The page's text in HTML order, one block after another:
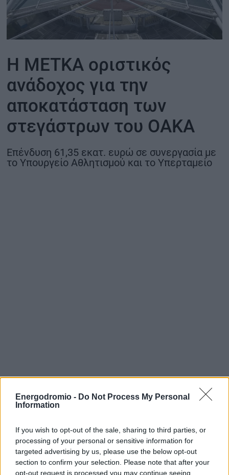
Energodromio - Do Not Process My Personal
Information
If you wish to opt-out of the sale, sharing to third parties, or
processing of your personal or sensitive information for
targeted advertising by us, please use the below opt-out
section to confirm your selection. Please note that after your
opt-out request is processed you may continue seeing
ΟΙΚΟΝΟΜΙΑ - ΕΠΙΧΕΙΡΗΣΕΙΣ
ΚΑΡΑΜΠΟΛΕΣ
ΟΡΟΙ ΧΡΗΣΗΣ
ΤΑΥΤΟΤΗΤΑ
Η ΜΕΤΚΑ oριστικός
ανάδοχος για την
αποκατάσταση των
στεγάστρων του ΟΑΚΑ
Επένδυση 61,35 εκατ. ευρώ σε συνεργασία με
το Υπουργείο Αθλητισμού και το Υπερταμείο